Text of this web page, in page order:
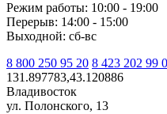
Режим работы: 10:00 - 19:00
Перерыв: 14:00 - 15:00
Выходной: сб-вс
8 800 250 95 20 8 423 202 99
131.897783,43.120886
Владивосток
ул. Полонского, 13